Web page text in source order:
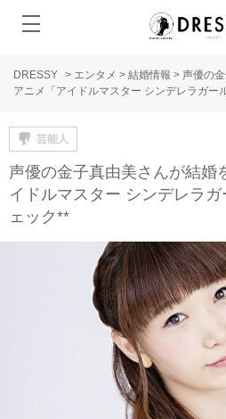
DRESSY > エンタメ > 結婚情報 > 声優の
アニメ「アイドルマスター シンデレラガー
芸能人
声優の金子真由美さんが結婚
イドルマスター シンデレラ
ェック**